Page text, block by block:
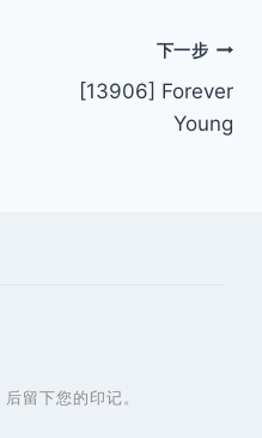
下一步
[13906] Forever
Young
后留下您的印记。